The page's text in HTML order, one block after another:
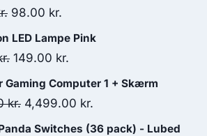
was:
Original
price
was:
98.00 kr.
price
is:
LED Lampe Pink
Original
price
was:
149.00 kr.
price
is:
149.00 kr..
Gaming Computer 1 + Skærm
kr. Original
price
4,499.00 kr.
price
Switches (36 pack) - Lubed